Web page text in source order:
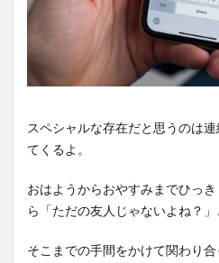
スペシャルな存在だと思うのは
てくるよ。
おはようからおやすみまでひっ
ら「ただの友人じゃないよね？」
そこまでの手間をかけて関わり